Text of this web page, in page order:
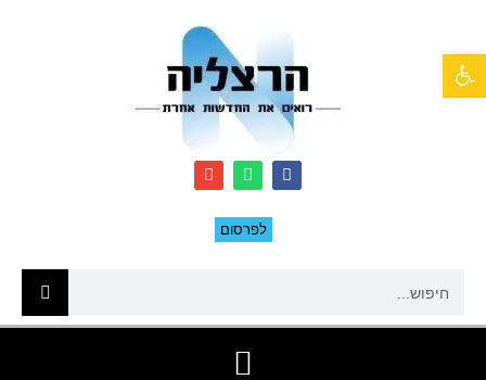
לפרסום
פתח סרגל נגישות